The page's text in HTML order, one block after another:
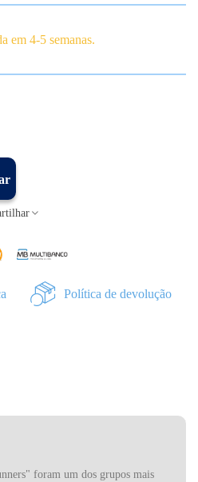
em 4-5 semanas.
Política de devolução
foram um dos grupos mais